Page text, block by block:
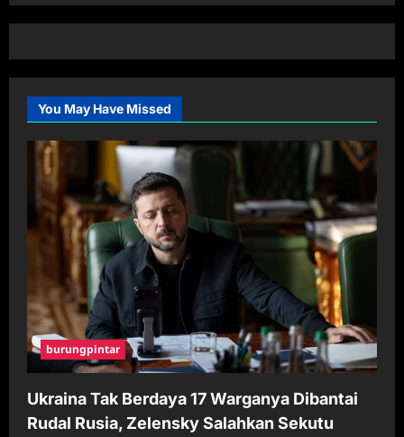
You May Have Missed
burungpintar
Ukraina Tak Berdaya 17 Warganya Dibantai
Rudal Rusia, Zelensky Salahkan Sekutu